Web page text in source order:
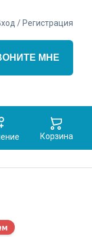
/ Регистрация
МНЕ
Корзина